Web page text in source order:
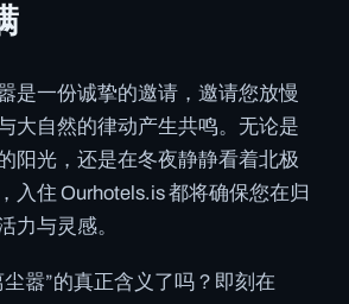
是一份诚挚的邀请，邀请您放慢
大自然的律动产生共鸣。无论是
阳光，还是在冬夜静静看着北极
入住 Ourhotels.is 都将确保您在归
力与灵感。
嚣”的真正含义了吗？即刻在